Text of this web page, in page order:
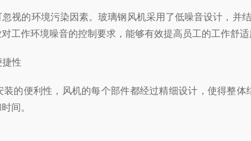
的环境污染因素。玻璃钢风机采用了低噪音设计，并
工作环境噪音的控制要求，能够有效提高员工的工作舒适
性
便利性，风机的每个部件都经过精细设计，使得整体
间。